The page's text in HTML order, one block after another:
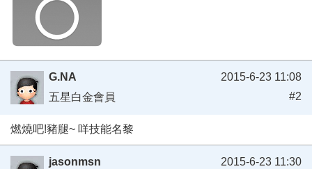
G.NA
五星白金會員
2015-6-23 11:08
#2
燃燒吧!豬腿~ 咩技能名黎
jasonmsn
2015-6-23 11:30